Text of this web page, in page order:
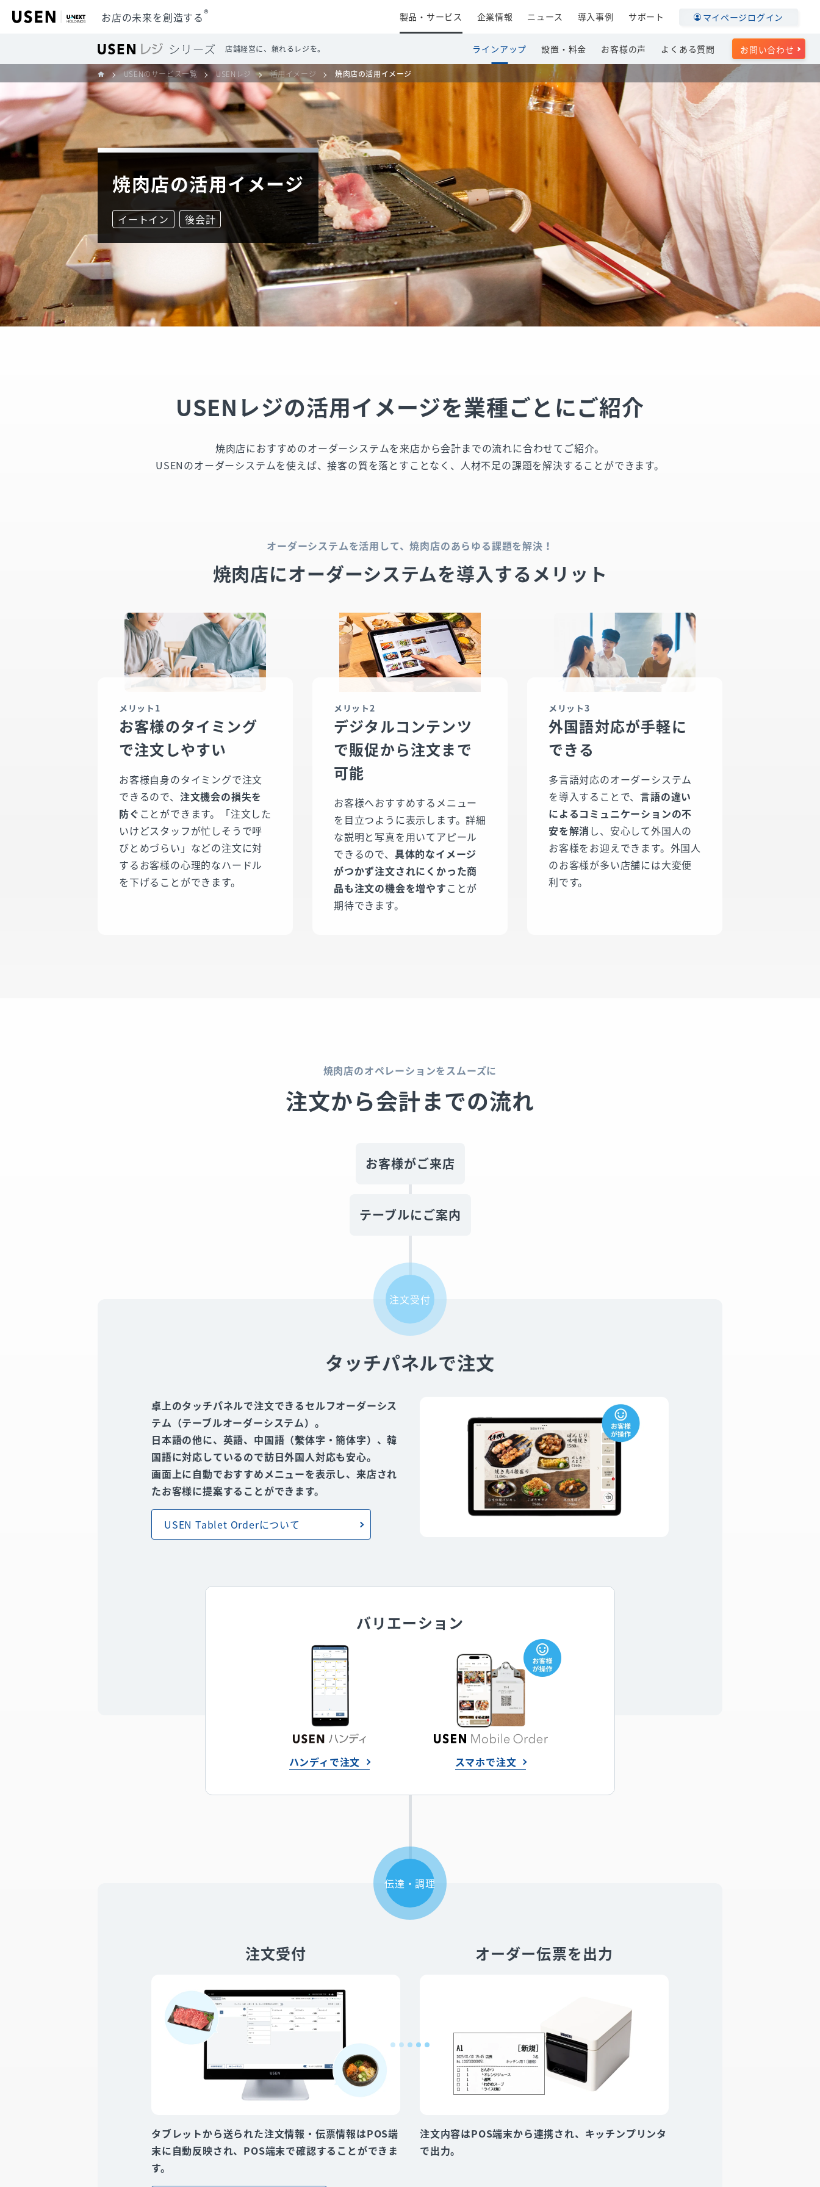
店舗経営に、頼れるレジを。 ラインアップ 設置・料金 お客様の声 よくある質問 お問い合わせ
製品・サービス 企業情報 ニュース 導入事例 サポート マイページログイン
お店の未来を創造する®
USENのサービス一覧 USENレジ 活用イメージ 焼肉店の活用イメージ
焼肉店の活用イメージ
イートイン 後会計
USENレジの活用イメージを業種ごとにご紹介
焼肉店におすすめのオーダーシステムを来店から会計までの流れに合わせてご紹介。
USENのオーダーシステムを使えば、接客の質を落とすことなく、人材不足の課題を解決することができます。
オーダーシステムを活用して、焼肉店のあらゆる課題を解決！
焼肉店にオーダーシステムを導入するメリット
メリット1
お客様のタイミング
で注文しやすい
お客様自身のタイミングで注文
できるので、 注文機会の損失を
防ぐ ことができます。「注文した
いけどスタッフが忙しそうで呼
びとめづらい」などの注文に対
するお客様の心理的なハードル
を下げることができます。
メリット2
デジタルコンテンツ
で販促から注文まで
可能
お客様へおすすめするメニュー
を目立つように表示します。詳細
な説明と写真を用いてアピール
できるので、 具体的なイメージ
がつかず注文されにくかった商
品も注文の機会を増やすことが
期待できます。
メリット3
外国語対応が手軽に
できる
多言語対応のオーダーシステム
を導入することで、言語の違い
によるコミュニケーションの不
安を解消 し、安心して外国人の
お客様をお迎えできます。外国人
のお客様が多い店舗には大変便
利です。
焼肉店のオペレーションをスムーズに
注文から会計までの流れ
お客様がご来店
テーブルにご案内
注文受付
タッチパネルで注文
卓上のタッチパネルで注文できるセルフオーダーシス
テム（テーブルオーダーシステム）。
日本語の他に、英語、中国語（繫体字・簡体字）、韓
国語に対応しているので訪日外国人対応も安心。
画面上に自動でおすすめメニューを表示し、来店され
たお客様に提案することができます。
USEN Tablet Orderについて
バリエーション
ハンディで注文 スマホで注文
伝達・調理
注文受付
タブレットから送られた注文情報・伝票情報はPOS端
末に自動反映され、POS端末で確認することができま
す。
オーダー伝票を出力
注文内容はPOS端末から連携され、キッチンプリンタ
で出力。